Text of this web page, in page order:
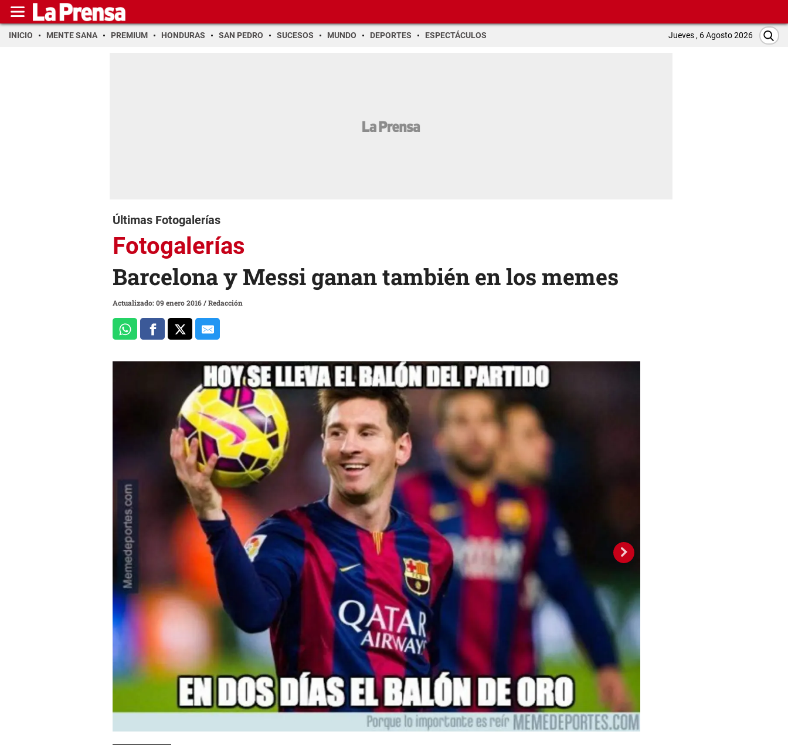
INICIO MENTE SANA PREMIUM HONDURAS SAN PEDRO SUCESOS MUNDO DEPORTES ESPECTÁCULOS Jueves , 6 Agosto 2026
Últimas Fotogalerías
Fotogalerías
Barcelona y Messi ganan también en los memes
Actualizado: 09 enero 2016/Redacción